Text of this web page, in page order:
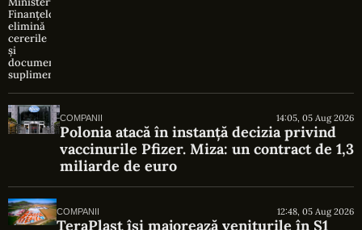
COMPANII 14:05, 05 Aug 2026
Polonia atacă în instanță decizia privind
vaccinurile Pfizer. Miza: un contract de 1,3
miliarde de euro
COMPANII 12:48, 05 Aug 2026
TeraPlast își majorează veniturile în S1